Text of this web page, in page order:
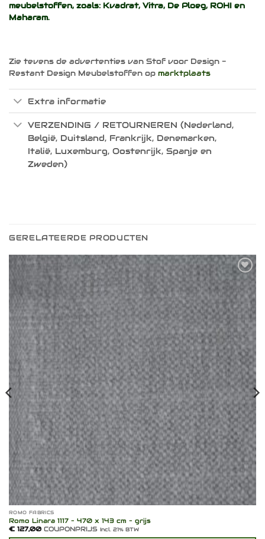
meubelstoffen, zoals: Kvadrat, Vitra, De Ploeg, ROHI en
Maharam.
Zie tevens de advertenties van Stof voor Design -
Restant Design Meubelstoffen op marktplaats
Extra informatie
VERZENDING / RETOURNEREN (Nederland,
België, Duitsland, Frankrijk, Denemarken,
Italië, Luxemburg, Oostenrijk, Spanje en
Zweden)
GERELATEERDE PRODUCTEN
Toevoegen
aan
verlanglijst
ROMO FABRICS
Romo Linara 1117 – 470 x 143 cm – grijs
€127,00COUPONPRIJS Incl. 21% BTW